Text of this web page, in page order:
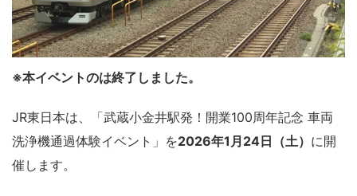
※本イベントのは終了しました。
JR東日本は、「武蔵小金井駅発！開業100周年記念 車両
洗浄機通過体験イベント」を2026年1月24日（土） に開
催します。